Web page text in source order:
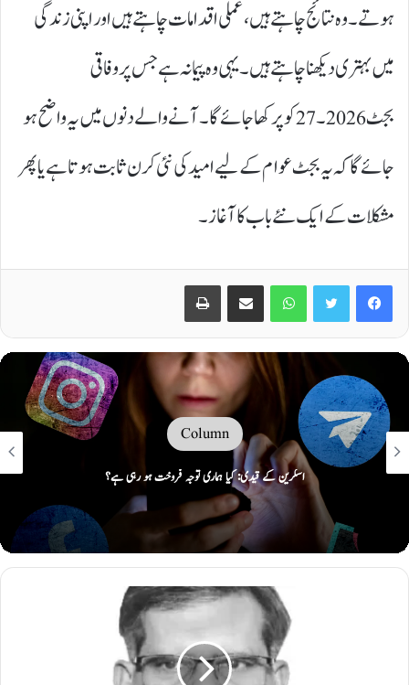
ہوتے۔ وہ نتائج چاہتے ہیں، عملی اقدامات چاہتے ہیں اور اپنی زندگی
میں بہتری دیکھنا چاہتے ہیں۔ یہی وہ پیمانہ ہے جس پر وفاقی
بجٹ 2026۔27کو پرکھا جائے گا۔ آنے والے دنوں میں یہ واضح ہو
جائے گا کہ یہ بجٹ عوام کے لیے امید کی نئی کرن ثابت ہوتا ہے یا پھر
مشکلات کے ایک نئے باب کا آغاز۔
Facebook
Twitter
WhatsApp
Share via Email
Print
Column
اسکرین کے قیدی: کیا ہماری توجہ فروخت ہو رہی ہے؟